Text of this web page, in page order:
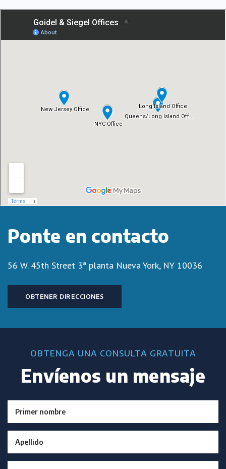
Ponte en contacto
56 W. 45th Street 3ª planta Nueva York, NY 10036
OBTENER DIRECCIONES
OBTENGA UNA CONSULTA GRATUITA
Envíenos un mensaje